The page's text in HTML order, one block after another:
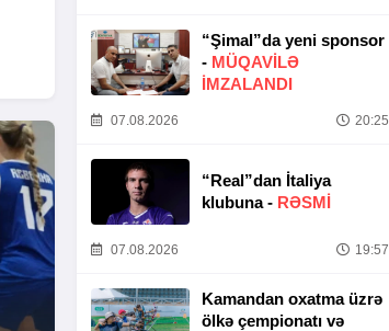
“Şimal”da yeni sponsor
- MÜQAVİLƏ
İMZALANDI
07.08.2026 20:25
“Real”dan İtaliya
klubuna - RƏSMİ
07.08.2026 19:57
Kamandan oxatma üzrə
ölkə çempionatı və